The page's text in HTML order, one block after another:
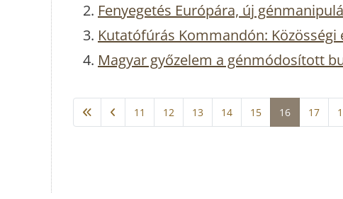
Fenyegetés Európára, új
Kutatófúrás Kommandón:
Magyar győzelem a génmódosított
11 12 13 14 15 16 17